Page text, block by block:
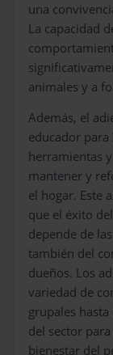
una
La capacidad
animales y a
Además, el
educador
herramientas
mantener y
el hogar. Este
que el éxito
depende de
también del
dueños. Los
variedad de
grupales
del sector
bienestar del